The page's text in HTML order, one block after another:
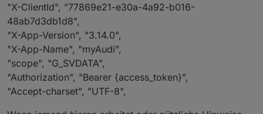
"X-ClientId", "77869e21-e30a-4a92-b016-
48ab7d3db1d8",
"X-App-Version", "3.14.0",
"X-App-Name", "myAudi",
"scope", "G_SVDATA",
"Authorization", "Bearer {access_token}",
"Accept-charset", "UTF-8",